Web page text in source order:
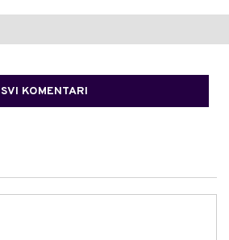
SVI KOMENTARI